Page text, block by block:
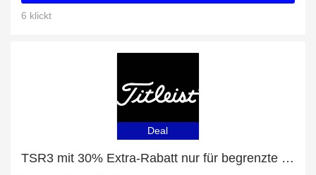
6 klickt
Deal
TSR3 mit 30% Extra-Rabatt nur für begrenzte Zeit